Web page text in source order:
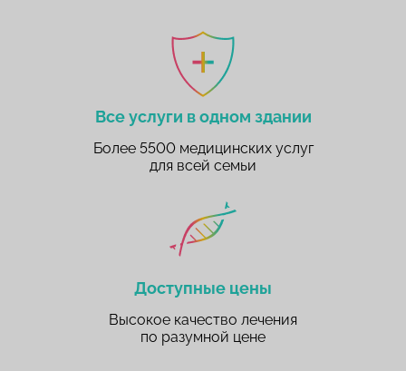
Все услуги в одном здании
Более 5500 медицинских услуг
для всей семьи
Доступные цены
Высокое качество лечения
по разумной цене